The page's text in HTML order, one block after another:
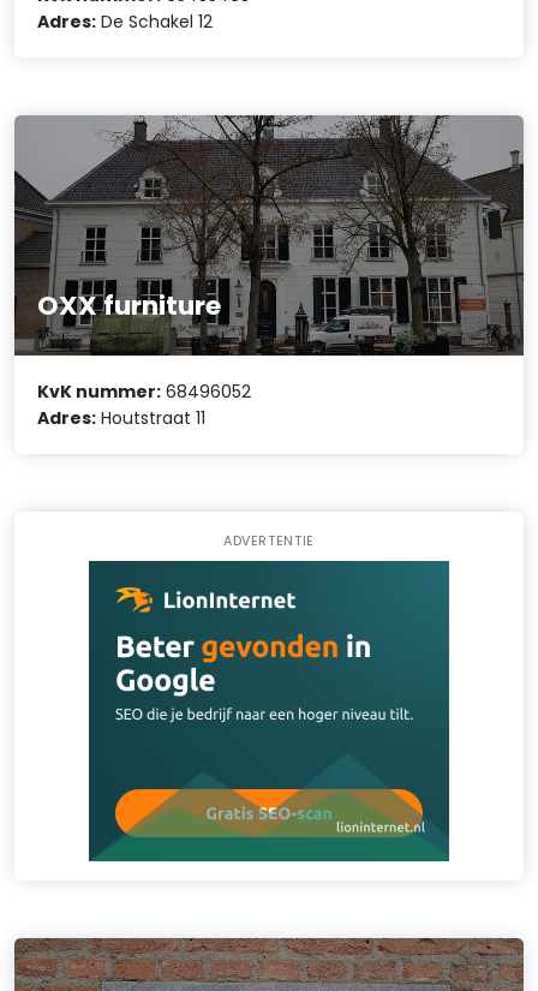
Adres: De Schakel 12
OXX furniture
KvK nummer: 68496052
Adres: Houtstraat 11
ADVERTENTIE